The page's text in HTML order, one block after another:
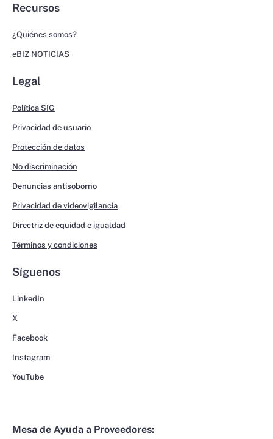
Recursos
¿Quiénes somos?
eBIZ NOTICIAS
Legal
Política SIG
Privacidad de usuario
Protección de datos
No discriminación
Denuncias antisoborno
Privacidad de videovigilancia
Directriz de equidad e igualdad
Términos y condiciones
Síguenos
LinkedIn
X
Facebook
Instagram
YouTube
Mesa de Ayuda a Proveedores: